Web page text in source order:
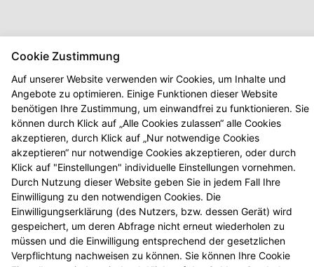
Seitenübersicht Kontakt
Impressum
Datenschutz
Barrierefreiheit
Cookie Zustimmung
Auf unserer Website verwenden wir Cookies, um Inhalte und
Angebote zu optimieren. Einige Funktionen dieser Website
benötigen Ihre Zustimmung, um einwandfrei zu funktionieren. Sie
können durch Klick auf „Alle Cookies zulassen“ alle Cookies
akzeptieren, durch Klick auf „Nur notwendige Cookies
akzeptieren“ nur notwendige Cookies akzeptieren, oder durch
Klick auf "Einstellungen" individuelle Einstellungen vornehmen.
Durch Nutzung dieser Website geben Sie in jedem Fall Ihre
Einwilligung zu den notwendigen Cookies. Die
Einwilligungserklärung (des Nutzers, bzw. dessen Gerät) wird
gespeichert, um deren Abfrage nicht erneut wiederholen zu
müssen und die Einwilligung entsprechend der gesetzlichen
Verpflichtung nachweisen zu können. Sie können Ihre Cookie